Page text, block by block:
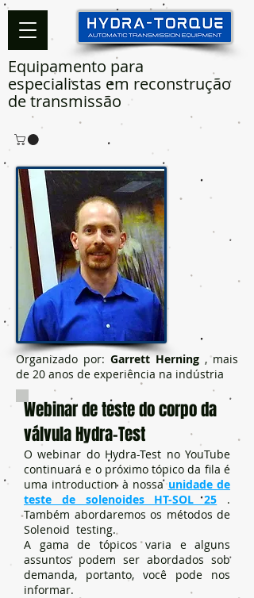
Equipamento para
especialistas em reconstrução
de transmissão
Organizado por: Garrett Herning , mais
de 20 anos de experiência na indústria
Webinar de teste do corpo da
válvula Hydra-Test
O webinar do Hydra-Test no YouTube
continuará e o próximo tópico da fila é
uma introduction à nossaunidade de
teste de solenoides HT-SOL 25 .
Também abordaremos os métodos de
Solenoid testing.
A gama de tópicos varia e alguns
assuntos podem ser abordados sob
demanda, portanto, você pode nos
informar.